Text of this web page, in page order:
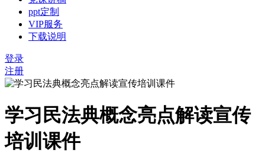
ppt定制
VIP服务
下载说明
登录
注册
学习民法典概念亮点解读宣传
培训课件